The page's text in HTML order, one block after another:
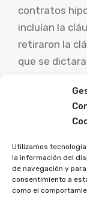
Utilizamos
la información del
de navegación y
consentimiento a
como el
contratos
incluían la
retiraron la
que se
sospecha
una cláusula
revisar el
de una